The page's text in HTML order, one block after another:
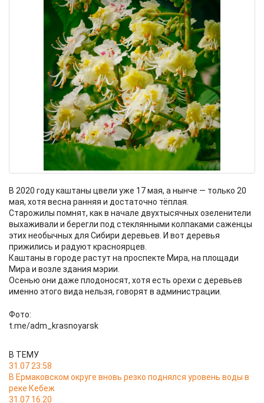
В 2020 году каштаны цвели уже 17 мая, а нынче — только 20
мая, хотя весна ранняя и достаточно тёплая.
Старожилы помнят, как в начале двухтысячных озеленители
выхаживали и берегли под стеклянными колпаками саженцы
этих необычных для Сибири деревьев. И вот деревья
прижились и радуют красноярцев.
Каштаны в городе растут на проспекте Мира, на площади
Мира и возле здания мэрии.
Осенью они даже плодоносят, хотя есть орехи с деревьев
именно этого вида нельзя, говорят в администрации.
Фото:
t.me/adm_krasnoyarsk
В ТЕМУ
31.07 23:58
В Ермаковском округе вновь резко поднялся уровень воды в
реке Кебеж
31.07 16:20